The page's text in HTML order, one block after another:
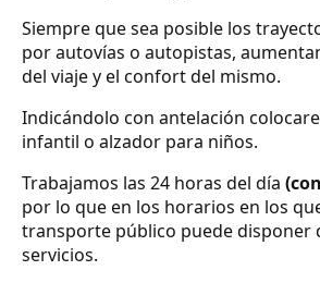
Siempre que sea posible los
por autovías o autopistas,
del viaje y el confort del mismo.
Indicándolo con antelación
infantil o alzador para niños.
Trabajamos las 24 horas del día
por lo que en los horarios en los
transporte público puede disponer
servicios.